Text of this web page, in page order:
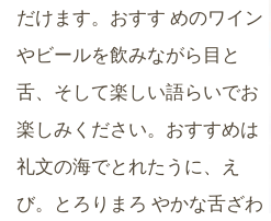
だけます。おすす めのワイン
やビールを飲みながら目と
舌、そして楽しい語らいでお
楽しみください。おすすめは
礼文の海でとれたうに、え
び。とろりまろ やかな舌ざわ